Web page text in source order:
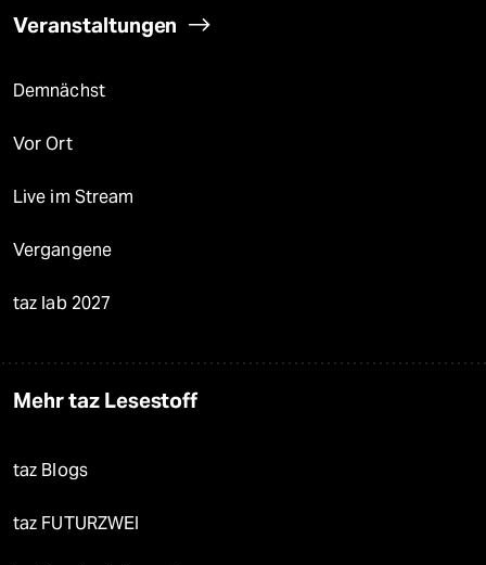
Veranstaltungen
Demnächst
Vor Ort
Live im Stream
Vergangene
taz lab 2027
Mehr taz Lesestoff
taz Blogs
taz FUTURZWEI